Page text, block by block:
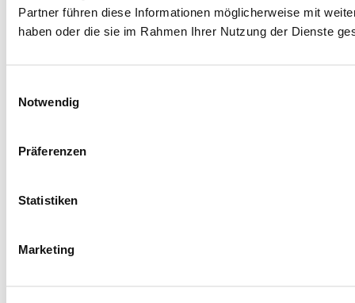
Partner führen diese Informationen möglicherweise mit
haben oder die sie im Rahmen Ihrer Nutzung der Dienste
Notwendig
Präferenzen
Statistiken
Marketing
Facebook